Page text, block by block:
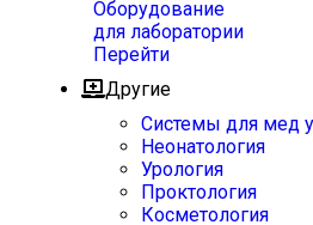
Оборудование
для лаборатории
Перейти
Другие
Системы для мед
Неонатология
Урология
Проктология
Косметология